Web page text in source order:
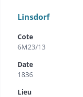
Linsdorf
Cote
6M23/13
Date
1836
Lieu